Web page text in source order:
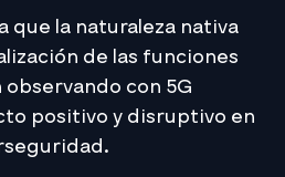
que la naturaleza nativa
de las funciones
con 5G
positivo y disruptivo en